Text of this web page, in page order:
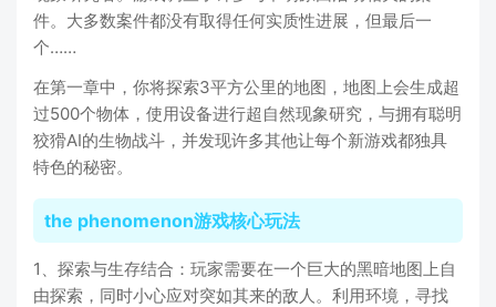
件。大多数案件都没有取得任何实质性进展，但最后一
个……
在第一章中，你将探索3平方公里的地图，地图上会生成超
过500个物体，使用设备进行超自然现象研究，与拥有聪明
狡猾AI的生物战斗，并发现许多其他让每个新游戏都独具
特色的秘密。
the phenomenon游戏核心玩法
1、探索与生存结合：玩家需要在一个巨大的黑暗地图上自
由探索，同时小心应对突如其来的敌人。利用环境，寻找